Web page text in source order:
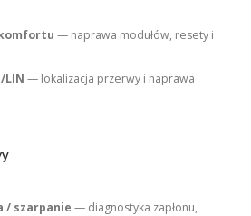
— naprawa modułów, resety i
LIN — lokalizacja przerwy i naprawa
/ szarpanie — diagnostyka zapłonu,